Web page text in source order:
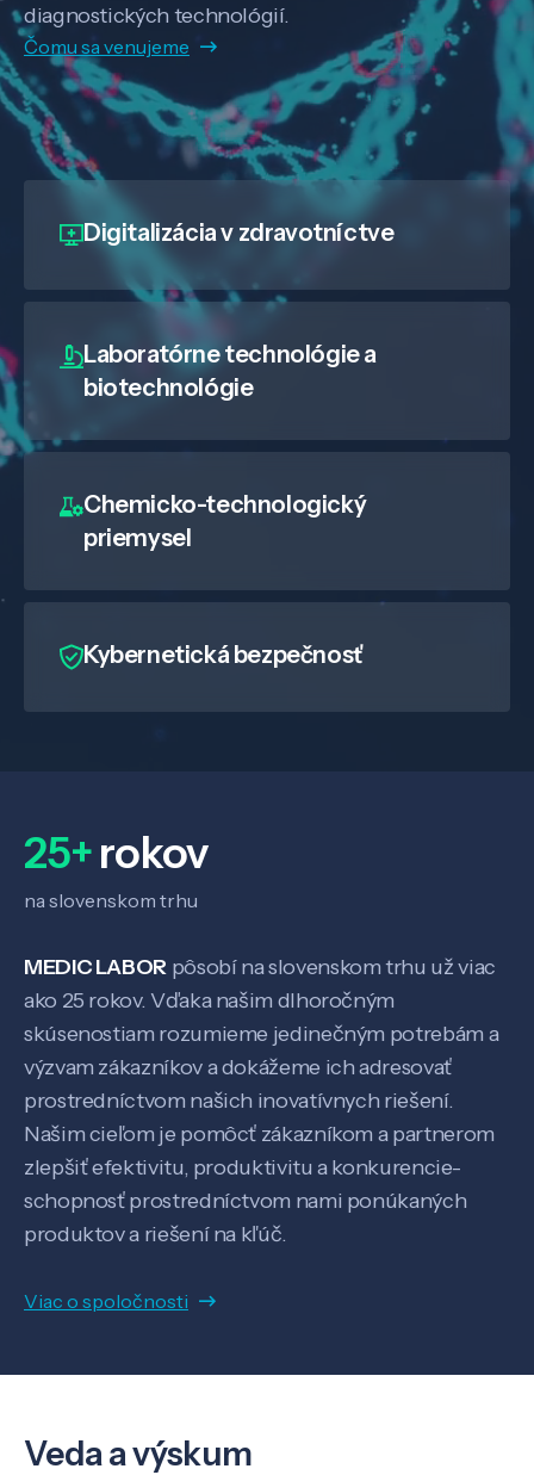
Veda a výskum
diagnostických technológií.
Čomu sa venujeme
Digitalizáciav zdravotníctve
Laboratórne technológie a
biotechnológie
Chemicko-technologický
priemysel
Kybernetická bezpečnosť
25+rokov
na slovenskom trhu
MEDIC LABOR pôsobí na slovenskom trhu už viac
ako 25 rokov. Vďaka našim dlhoročným
skúsenostiam rozumieme jedinečným potrebám a
výzvam zákazníkov a dokážeme ich adresovať
prostredníctvom našich inovatívnych riešení.
Našim cieľom je pomôcť zákazníkom a partnerom
zlepšiť efektivitu, produktivitu a konkurencie-
schopnosť prostredníctvom nami ponúkaných
produktov a riešení na kľúč.
Viac o spoločnosti
Veda a výskum